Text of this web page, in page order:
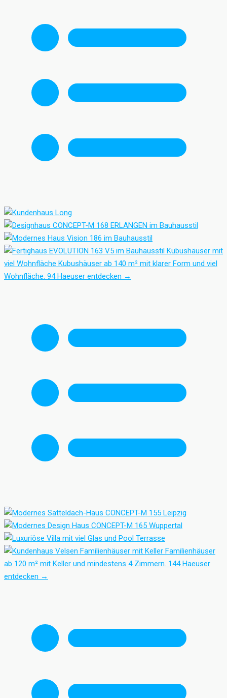
Kubushäuser mit
viel Wohnfläche Kubushäuser ab 140 m² mit klarer Form und viel
Wohnfläche. 94 Haeuser entdecken →
Familienhäuser mit Keller Familienhäuser
ab 120 m² mit Keller und mindestens 4 Zimmern. 144 Haeuser
entdecken →